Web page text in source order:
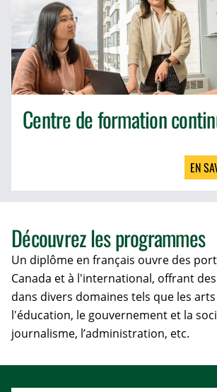
Centre de formation
EN
Découvrez les programmes
Un diplôme en français ouvre des
Canada et à l'international, offrant
dans divers domaines tels que les
l'éducation, le gouvernement et la
journalisme, l’administration, etc.